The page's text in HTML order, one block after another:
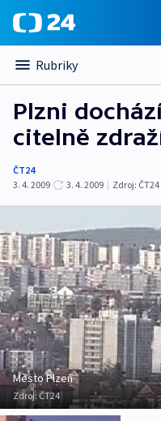
Rubriky
Plzni
citelně
ČT24
3. 4. 2009
3. 4. 2009 | Zdroj: ČT24
Město Plzeň
Zdroj: ČT24